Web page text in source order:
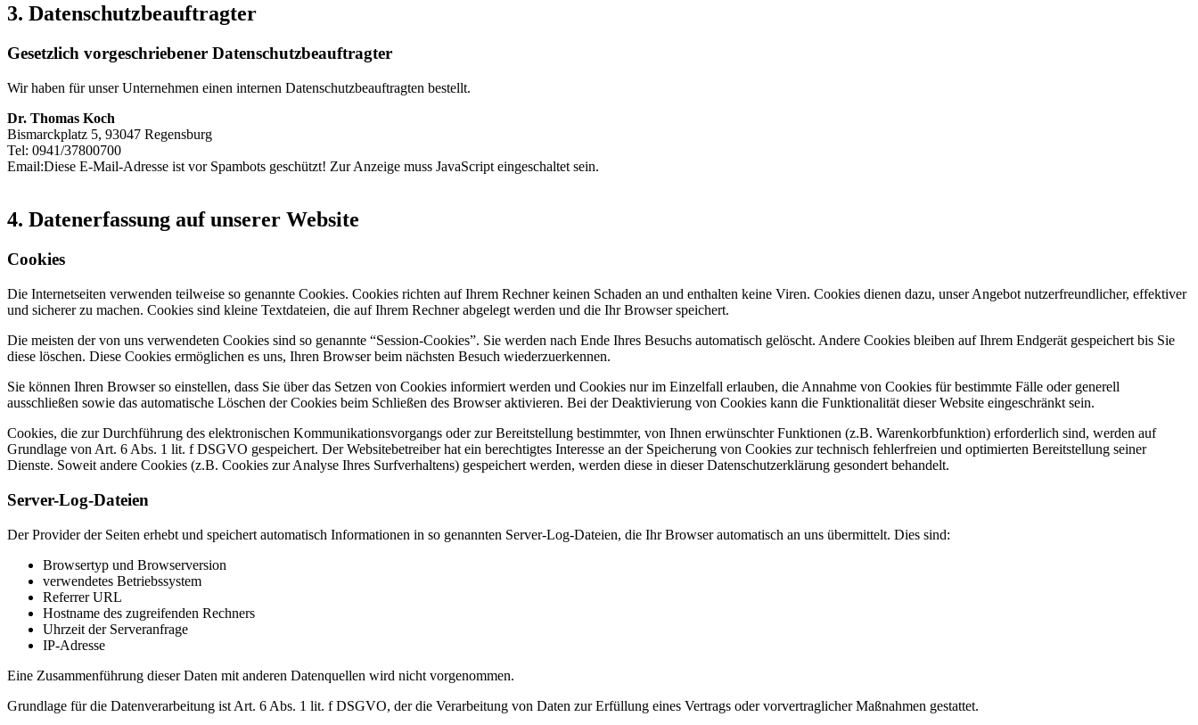
3. Datenschutzbeauftragter
Gesetzlich vorgeschriebener Datenschutzbeauftragter
Wir haben für unser Unternehmen einen internen Datenschutzbeauftragten bestellt.
Dr. Thomas Koch
Bismarckplatz 5, 93047 Regensburg
Tel: 0941/37800700
Email:Diese E-Mail-Adresse ist vor Spambots geschützt! Zur Anzeige muss JavaScript eingeschaltet sein.
4. Datenerfassung auf unserer Website
Cookies
Die Internetseiten verwenden teilweise so genannte Cookies. Cookies richten auf Ihrem Rechner keinen Schaden an und enthalten keine Viren. Cookies dienen dazu, unser Angebot nutzerfreundlicher, effektiver
und sicherer zu machen. Cookies sind kleine Textdateien, die auf Ihrem Rechner abgelegt werden und die Ihr Browser speichert.
Die meisten der von uns verwendeten Cookies sind so genannte “Session-Cookies”. Sie werden nach Ende Ihres Besuchs automatisch gelöscht. Andere Cookies bleiben auf Ihrem Endgerät gespeichert bis Sie
diese löschen. Diese Cookies ermöglichen es uns, Ihren Browser beim nächsten Besuch wiederzuerkennen.
Sie können Ihren Browser so einstellen, dass Sie über das Setzen von Cookies informiert werden und Cookies nur im Einzelfall erlauben, die Annahme von Cookies für bestimmte Fälle oder generell
ausschließen sowie das automatische Löschen der Cookies beim Schließen des Browser aktivieren. Bei der Deaktivierung von Cookies kann die Funktionalität dieser Website eingeschränkt sein.
Cookies, die zur Durchführung des elektronischen Kommunikationsvorgangs oder zur Bereitstellung bestimmter, von Ihnen erwünschter Funktionen (z.B. Warenkorbfunktion) erforderlich sind, werden auf
Grundlage von Art. 6 Abs. 1 lit. f DSGVO gespeichert. Der Websitebetreiber hat ein berechtigtes Interesse an der Speicherung von Cookies zur technisch fehlerfreien und optimierten Bereitstellung seiner
Dienste. Soweit andere Cookies (z.B. Cookies zur Analyse Ihres Surfverhaltens) gespeichert werden, werden diese in dieser Datenschutzerklärung gesondert behandelt.
Server-Log-Dateien
Der Provider der Seiten erhebt und speichert automatisch Informationen in so genannten Server-Log-Dateien, die Ihr Browser automatisch an uns übermittelt. Dies sind:
Browsertyp und Browserversion
verwendetes Betriebssystem
Referrer URL
Hostname des zugreifenden Rechners
Uhrzeit der Serveranfrage
IP-Adresse
Eine Zusammenführung dieser Daten mit anderen Datenquellen wird nicht vorgenommen.
Grundlage für die Datenverarbeitung ist Art. 6 Abs. 1 lit. f DSGVO, der die Verarbeitung von Daten zur Erfüllung eines Vertrags oder vorvertraglicher Maßnahmen gestattet.